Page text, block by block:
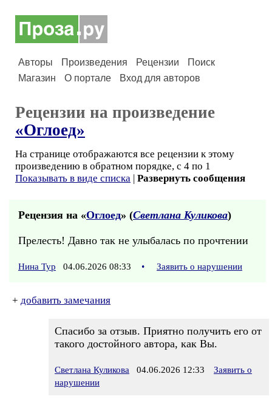
Авторы Произведения Рецензии
Поиск
Магазин
О портале Вход для авторов
Рецензии на произведение
«Оглоед»
На странице отображаются все рецензии к этому
произведению в обратном порядке, с 4 по 1
Показывать в виде списка | Развернуть сообщения
Рецензия на «Оглоед» (Светлана Куликова)
Прелесть! Давно так не улыбалась по прочтении
Нина Тур 04.06.2026 08:33 • Заявить о нарушении
+ добавить замечания
Спасибо за отзыв. Приятно получить его от
такого достойного автора, как Вы.
Светлана Куликова 04.06.2026 12:33
Заявить о
нарушении